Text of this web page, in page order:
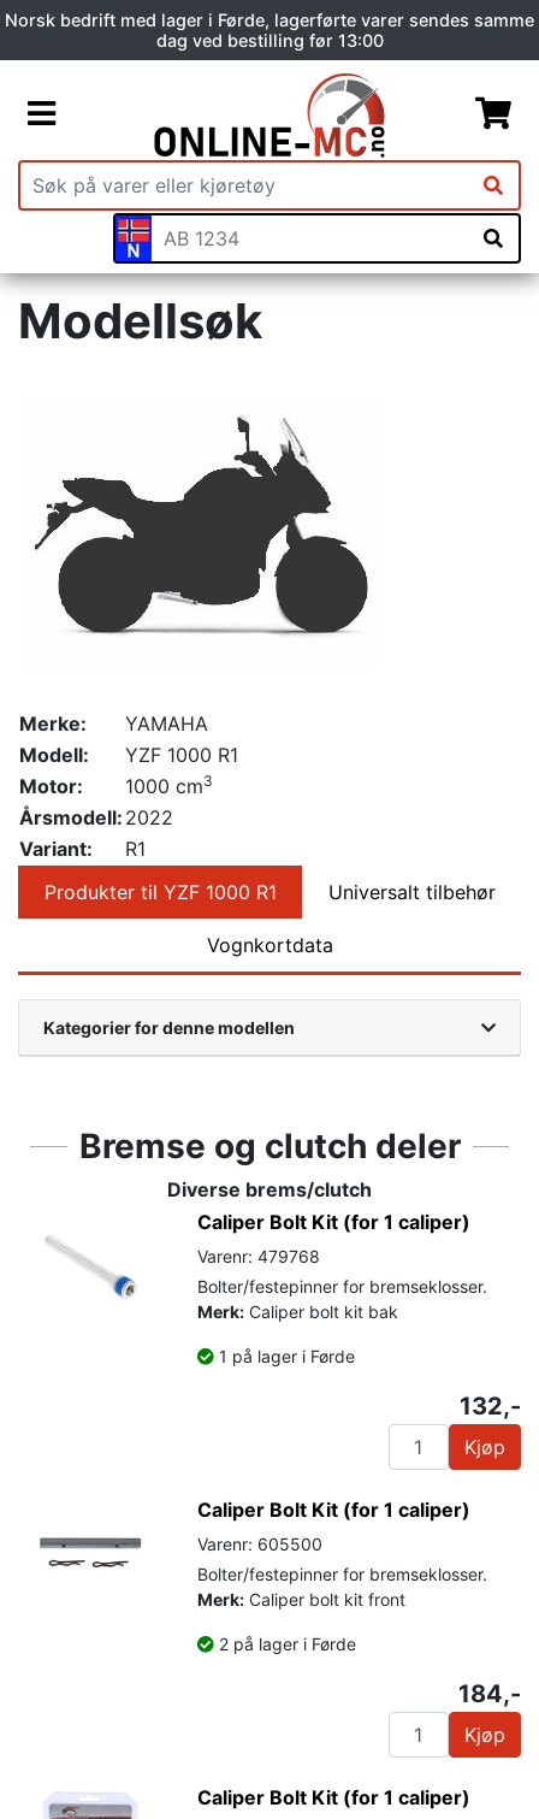
Norsk bedrift med lager i Førde, lagerførte varer sendes samme
dag ved bestilling før 13:00
Modellsøk
Merke:
YAMAHA
Modell:
YZF 1000 R1
Motor:
1000 cm3
Årsmodell: 2022
Variant:
R1
Produkter til YZF 1000 R1
Universalt tilbehør
Vognkortdata
Kategorier for denne modellen
Bremse og clutch deler
Diverse brems/clutch
Caliper Bolt Kit (for 1 caliper)
Varenr: 479768
Bolter/festepinner for bremseklosser.
Merk: Caliper bolt kit bak
1 på lager i Førde
132,-
Kjøp
Caliper Bolt Kit (for 1 caliper)
Varenr: 605500
Bolter/festepinner for bremseklosser.
Merk: Caliper bolt kit front
2 på lager i Førde
184,-
Kjøp
Caliper Bolt Kit (for 1 caliper)